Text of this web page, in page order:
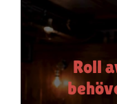
Roll